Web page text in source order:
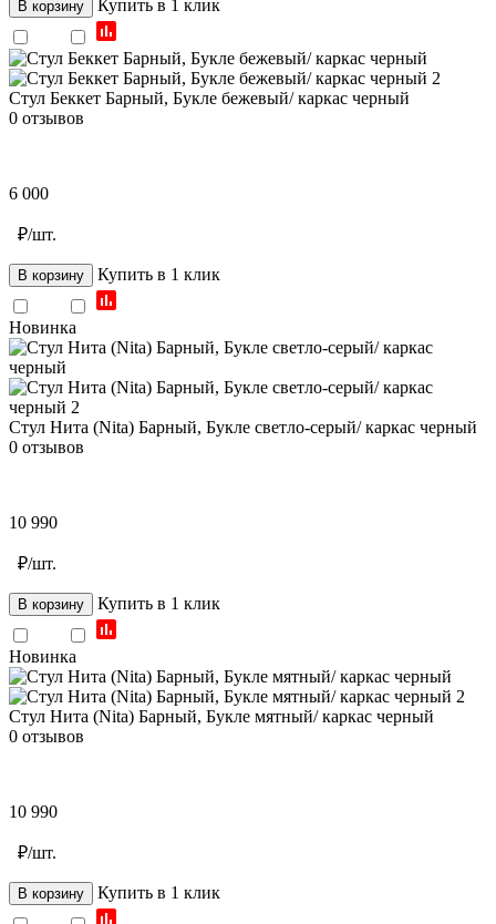
В корзину Купить в 1 клик
Стул Беккет Барный, Букле бежевый/ каркас черный
0 отзывов
6 000
₽/шт.
В корзину Купить в 1 клик
Новинка
Стул Нита (Nita) Барный, Букле светло-серый/ каркас черный
0 отзывов
10 990
₽/шт.
В корзину Купить в 1 клик
Новинка
Стул Нита (Nita) Барный, Букле мятный/ каркас черный
0 отзывов
10 990
₽/шт.
В корзину Купить в 1 клик